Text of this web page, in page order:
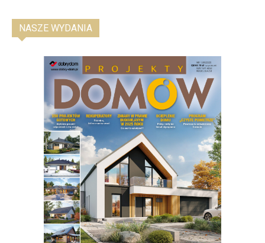
NASZE WYDANIA